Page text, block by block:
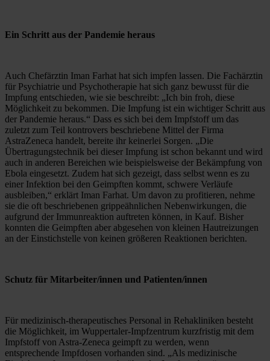
Ein Schritt aus der Pandemie heraus
Auch Chefärztin Iman Farhat hat sich impfen lassen. Die Fachärztin
für Psychiatrie und Psychotherapie hat sich ganz bewusst für die
Impfung entschieden, wie sie beschreibt: „Ich bin froh, diese
Möglichkeit zu bekommen. Die Impfung ist ein wichtiger Schritt aus
der Pandemie heraus.“ Dass es sich bei dem Impfstoff um das
zuletzt zum Teil kontrovers beschriebene Mittel der Firma
AstraZeneca handelt, bereite ihr keinerlei Sorgen. „Die
Übertragungstechnik bei dieser Impfung ist schon bekannt und wird
auch in anderen Bereichen wie beispielsweise der Bekämpfung von
Ebola eingesetzt. Zudem hat sich gezeigt, dass selbst wenn es zu
einer Infektion bei den Geimpften kommt, schwere Verläufe
ausbleiben,“ erklärt Iman Farhat. Um davon zu profitieren, nehme
sie die oft beschriebenen grippeähnlichen Nebenwirkungen, die
aufgrund der Immunreaktion auftreten können, in Kauf. Bisher
konnten die Geimpften aber abgesehen von kleinen Hautreizungen
an der Einstichstelle von keinen größeren Reaktionen berichten.
Schutz für Mitarbeiter/innen und Patienten/innen
Für medizinisch-therapeutisches Personal in Rehakliniken besteht
die Möglichkeit, im Wuppertaler-Impfzentrum kurzfristig mit dem
Impfstoff von Astra-Zeneca geimpft zu werden, wenn
entsprechende Impfdosen vorhanden sind. „Als medizinische